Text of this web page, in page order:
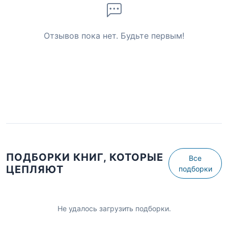
Отзывов пока нет. Будьте первым!
ПОДБОРКИ КНИГ, КОТОРЫЕ
ЦЕПЛЯЮТ
Все
подборки
Не удалось загрузить подборки.